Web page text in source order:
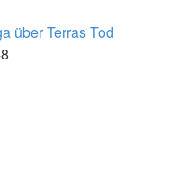
über Terras Tod